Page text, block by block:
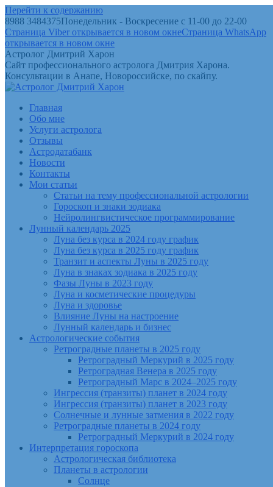
Перейти к содержанию
8988 3484375Понедельник - Воскресение с 11-00 до 22-00
Страница Viber открывается в новом окнеСтраница WhatsApp
открывается в новом окне
Астролог Дмитрий Харон
Сайт профессионального астролога Дмитрия Харона.
Консультации в Анапе, Новороссийске, по скайпу.
Главная
Обо мне
Услуги астролога
Отзывы
Астродатабанк
Новости
Контакты
Мои статьи
Статьи на тему профессиональной астрологии
Гороскоп и знаки зодиака
Нейролингвистическое программирование
Лунный календарь 2025
Луна без курса в 2024 году график
Луна без курса в 2025 году график
Транзит и аспекты Луны в 2025 году
Луна в знаках зодиака в 2025 году
Фазы Луны в 2023 году
Луна и косметические процедуры
Луна и здоровье
Влияние Луны на настроение
Лунный календарь и бизнес
Астрологические события
Ретроградные планеты в 2025 году
Ретроградный Меркурий в 2025 году
Ретроградная Венера в 2025 году
Ретроградный Марс в 2024–2025 году
Ингрессия (транзиты) планет в 2024 году
Ингрессия (транзиты) планет в 2023 году
Солнечные и лунные затмения в 2022 году
Ретроградные планеты в 2024 году
Ретроградный Меркурий в 2024 году
Интерпретация гороскопа
Астрологическая библиотека
Планеты в астрологии
Солнце